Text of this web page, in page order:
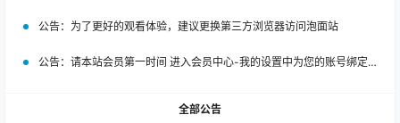
公告： 为了更好的观看体验，建议更换第三方浏览器访问泡面站
公告： 请本站会员第一时间 进入会员中心-我的设置中为您的账号绑定邮箱!
全部公告